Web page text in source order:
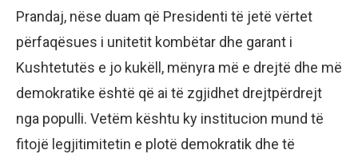
Prandaj, nëse duam që Presidenti të jetë vërtet
përfaqësues i unitetit kombëtar dhe garant i
Kushtetutës e jo kukëll, mënyra më e drejtë dhe më
demokratike është që ai të zgjidhet drejtpërdrejt
nga populli. Vetëm kështu ky institucion mund të
fitojë legjitimitetin e plotë demokratik dhe të